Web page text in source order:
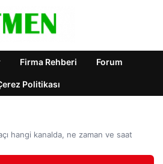
Firma Rehberi Forum
Politikası
hangi kanalda, ne zaman ve saat